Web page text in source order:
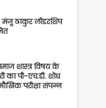
मंजू ठाकुर लीडरशिप
शास्त्र विषय के
का पी-एच.डी. शोध
परीक्षा संपन्न